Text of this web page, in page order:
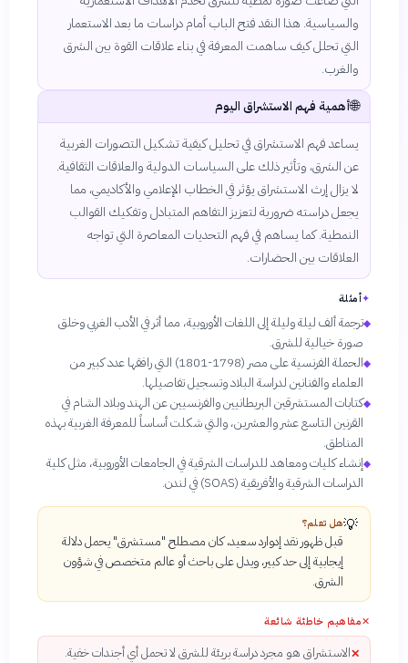
والسياسية. هذا النقد فتح الباب أمام دراسات ما بعد الاستعمار
التي تحلل كيف ساهمت المعرفة في بناء علاقات القوة بين الشرق
والغرب.
🌐أهمية فهم الاستشراق اليوم
يساعد فهم الاستشراق في تحليل كيفية تشكيل التصورات الغربية
عن الشرق، وتأثير ذلك على السياسات الدولية والعلاقات الثقافية.
لا يزال إرث الاستشراق يؤثر في الخطاب الإعلامي والأكاديمي، مما
يجعل دراسته ضرورية لتعزيز التفاهم المتبادل وتفكيك القوالب
النمطية. كما يساهم في فهم التحديات المعاصرة التي تواجه
العلاقات بين الحضارات.
✦أمثلة
◆ترجمة ألف ليلة وليلة إلى اللغات الأوروبية، مما أثر في الأدب الغربي وخلق
صورة خيالية للشرق.
◆
الحملة الفرنسية على مصر (1798-1801) التي رافقها عدد كبير من
العلماء والفنانين لدراسة البلاد وتسجيل تفاصيلها.
◆كتابات المستشرقين البريطانيين والفرنسيين عن الهند وبلاد الشام في
القرنين التاسع عشر والعشرين، والتي شكلت أساساً للمعرفة الغربية بهذه
المناطق.
◆إنشاء كليات ومعاهد للدراسات الشرقية في الجامعات الأوروبية، مثل كلية
الدراسات الشرقية والأفريقية (SOAS) في لندن.
💡هل تعلم؟
قبل ظهور نقد إدوارد سعيد، كان مصطلح "مستشرق" يحمل دلالة
إيجابية إلى حد كبير، ويدل على باحث أو عالم متخصص في شؤون
الشرق.
✕مفاهيم خاطئة شائعة
✕الاستشراق هو مجرد دراسة بريئة للشرق لا تحمل أي أجندات خفية.